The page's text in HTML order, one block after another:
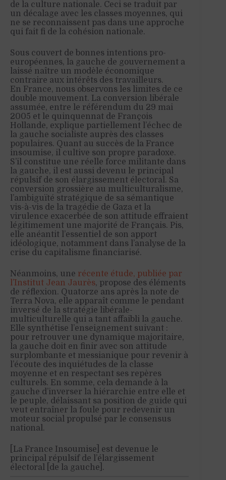
de la culture nationale. Ceci se traduit par
un décalage avec les classes moyennes, qui
ne se reconnaissent pas dans une approche
qui fait fi de la cohésion nationale.
Sous couvert de bonnes intentions pro-
européennes, la gauche de gouvernement a
laissé naître un modèle économique
contraire aux intérêts des travailleurs.
En France, nous observons les limites de ce
double mouvement. La conversion libérale
assumée, entre le référendum du 29 mai
2005 et le quinquennat de François
Hollande, explique partiellement l’échec de
la gauche socialiste auprès des classes
populaires. Quant au succès de la France
insoumise, il cultive son propre paradoxe.
S’il constitue une réelle force militante dans
la gauche, il est aussi devenu le principal
répulsif de son élargissement électoral. Sa
conversion grossière au multiculturalisme,
l’ambiguïté stratégique de sa sémantique
vis-à-vis de la tragédie de Gaza et la
virulence exacerbée de son attitude effraient
légitimement une majorité de Français. Pis,
elle anéantit l’essentiel de son apport
idéologique, notamment dans l’analyse de la
crise du capitalisme financiarisé.
Néanmoins, une récente étude, publiée par
l’Institut Jean Jaurès, propose des éléments
de réflexion. Quatorze ans après la note de
Terra Nova, elle apparaît comme le pendant
inversé de la stratégie libérale-
multiculturelle qui a tant affaibli la gauche.
Elle synthétise l’enseignement suivant :
pour retrouver une dynamique majoritaire,
la gauche doit en finir avec son attitude
surplombante et messianique pour revenir à
l’écoute des inquiétudes de la classe
moyenne et en respectant ses repères
culturels. En somme, cela demande à la
gauche d’inverser la hiérarchie entre elle et
le peuple, délaissant sa position de guide qui
veut entraîner la foule pour redevenir un
moteur social propulsé par le consensus
national.
[La France Insoumise] est devenue le
principal répulsif de l’élargissement
électoral [de la gauche].